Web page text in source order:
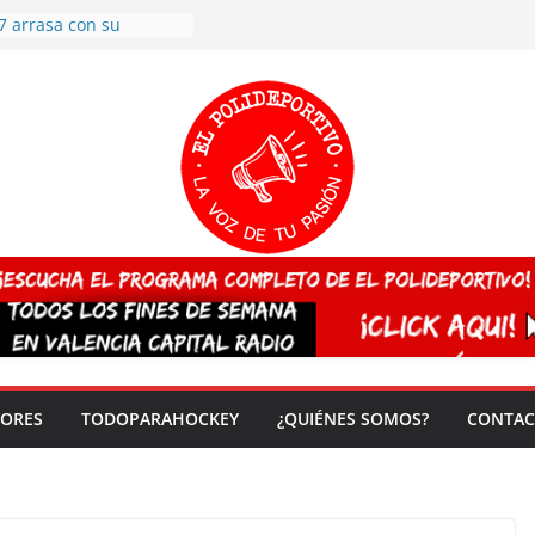
arrasa con su
España sub20
del mundo
vez!
TODOPARAHOCKEY ¿QUIÉNES SOMOS?